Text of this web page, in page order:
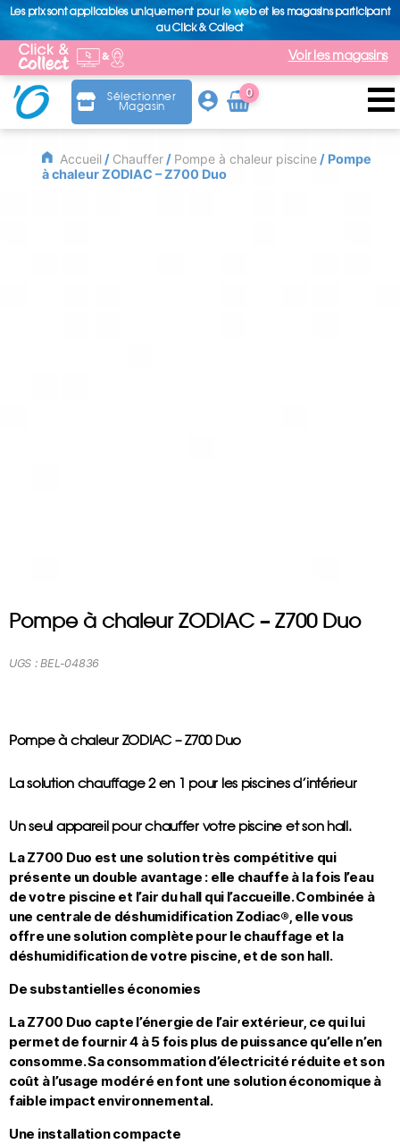
Les prix sont applicables uniquement pour le web et les magasins participant
au Click & Collect
Voir les magasins
Sélectionner
Magasin
0
Arti
cle
Accueil/ Chauffer/ Pompe à chaleur piscine/ Pompe
à chaleur ZODIAC – Z700 Duo
Pompe à chaleur ZODIAC – Z700 Duo
Pompe à chaleur ZODIAC – Z700 Duo
La solution chauffage 2 en 1 pour les piscines d’intérieur
Un seul appareil pour chauffer votre piscine et son hall.
La Z700 Duo est une solution très compétitive qui
présente un double avantage : elle chauffe à la fois l’eau
de votre piscine et l’air du hall qui l’accueille.Combinée à
une centrale de déshumidification Zodiac®, elle vous
offre une solution complète pour le chauffage et la
déshumidification de votre piscine, et de son hall.
De substantielles économies
La Z700 Duo capte l’énergie de l’air extérieur, ce qui lui
permet defournir 4 à 5 fois plus de puissance qu’elle n’en
consomme.Sa consommation d’électricité réduite et son
coût à l’usage modéré en font une solution économique à
faible impact environnemental.
Une installation compacte
UGS :BEL-04836